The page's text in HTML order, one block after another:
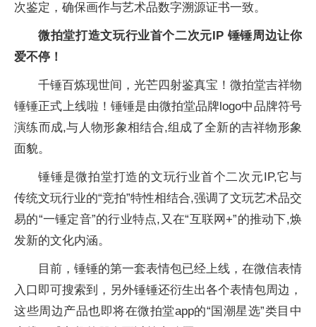
次鉴定，确保画作与艺术品数字溯源证书一致。
微拍堂打造文玩行业首个二次元IP 锤锤周边让你
爱不停！
千锤百炼现世间，光芒四射鉴真宝！微拍堂吉祥物
锤锤正式上线啦！锤锤是由微拍堂品牌logo中品牌符号
演练而成,与人物形象相结合,组成了全新的吉祥物形象
面貌。
锤锤是微拍堂打造的文玩行业首个二次元IP,它与
传统文玩行业的“竞拍”特性相结合,强调了文玩艺术品交
易的“一锤定音”的行业特点,又在“互联网+”的推动下,焕
发新的文化内涵。
目前，锤锤的第一套表情包已经上线，在微信表情
入口即可搜索到，另外锤锤还衍生出各个表情包周边，
这些周边产品也即将在微拍堂app的“国潮星选”类目中